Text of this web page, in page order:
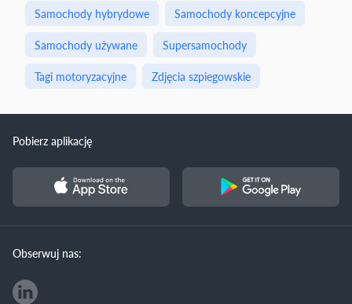
Samochody hybrydowe
Samochody koncepcyjne
Samochody używane
Supersamochody
Tagi motoryzacyjne
Zdjęcia szpiegowskie
Pobierz aplikację
Obserwuj nas: